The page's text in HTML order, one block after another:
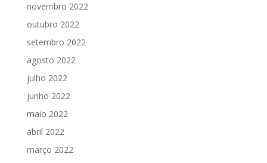
novembro 2022
outubro 2022
setembro 2022
agosto 2022
julho 2022
junho 2022
maio 2022
abril 2022
março 2022